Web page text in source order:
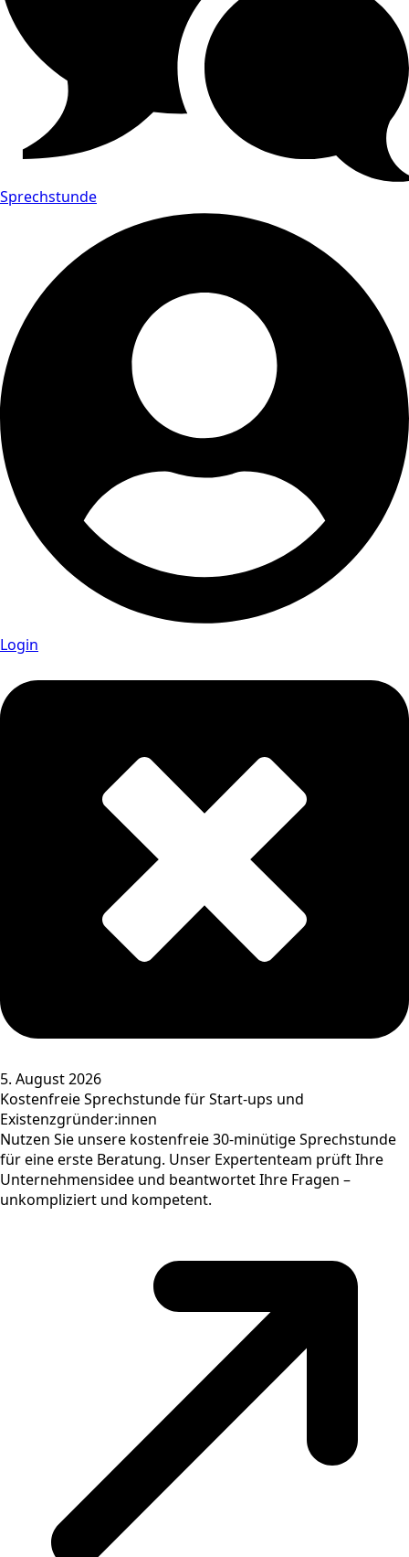
Sprechstunde
Login
5. August 2026
Kostenfreie Sprechstunde für Start-ups und
Existenzgründer:innen
Nutzen Sie unsere kostenfreie 30-minütige Sprechstunde
für eine erste Beratung. Unser Expertenteam prüft Ihre
Unternehmensidee und beantwortet Ihre Fragen –
unkompliziert und kompetent.